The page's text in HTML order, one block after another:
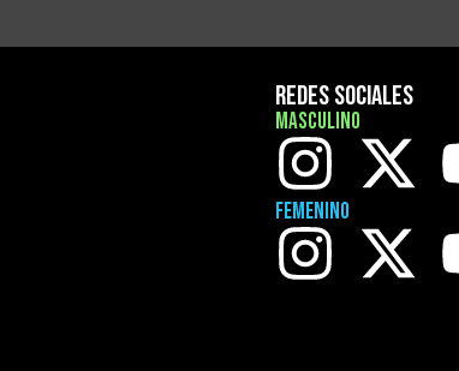
Redes Sociales
Masculino
Femenino